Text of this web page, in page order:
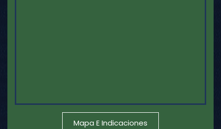
Mapa E Indicaciones